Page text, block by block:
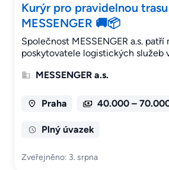
Kurýr pro pravidelnou
MESSENGER 🚚📦
Společnost MESSENGER a.s.
poskytovatele logistických služeb
MESSENGER a.s.
Praha 40.000 –
Plný úvazek
Zveřejněno: 3. srpna